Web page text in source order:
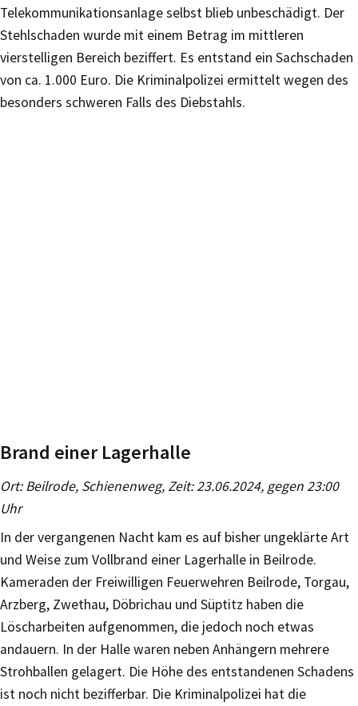
Telekommunikationsanlage selbst blieb unbeschädigt. Der
Stehlschaden wurde mit einem Betrag im mittleren
vierstelligen Bereich beziffert. Es entstand ein Sachschaden
von ca. 1.000 Euro. Die Kriminalpolizei ermittelt wegen des
besonders schweren Falls des Diebstahls.
Brand einer Lagerhalle
Ort: Beilrode, Schienenweg, Zeit: 23.06.2024, gegen 23:00
Uhr
In der vergangenen Nacht kam es auf bisher ungeklärte Art
und Weise zum Vollbrand einer Lagerhalle in Beilrode.
Kameraden der Freiwilligen Feuerwehren Beilrode, Torgau,
Arzberg, Zwethau, Döbrichau und Süptitz haben die
Löscharbeiten aufgenommen, die jedoch noch etwas
andauern. In der Halle waren neben Anhängern mehrere
Strohballen gelagert. Die Höhe des entstandenen Schadens
ist noch nicht bezifferbar. Die Kriminalpolizei hat die